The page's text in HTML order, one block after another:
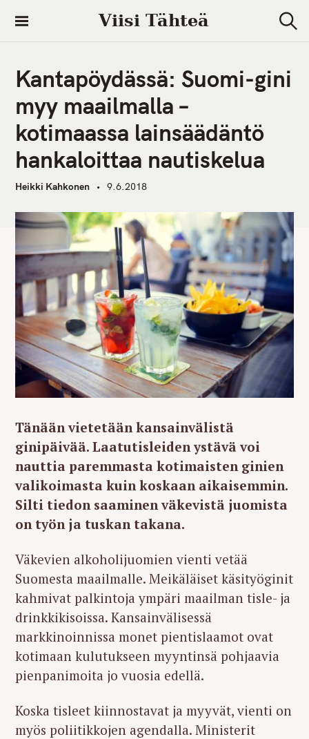
i
Viisi Tähteä
e
r
c
h
Kantapöydässä: Suomi-gini
myy maailmalla –
kotimaassa lainsäädäntö
hankaloittaa nautiskelua
Heikki Kahkonen 9.6.2018
Tänään vietetään kansainvälistä
ginipäivää. Laatutisleiden ystävä voi
nauttia paremmasta kotimaisten ginien
valikoimasta kuin koskaan aikaisemmin.
Silti tiedon saaminen väkevistä juomista
on työn ja tuskan takana.
Väkevien alkoholijuomien vienti vetää
Suomesta maailmalle. Meikäläiset käsityöginit
kahmivat palkintoja ympäri maailman tisle- ja
drinkkikisoissa. Kansainvälisessä
markkinoinnissa monet pientislaamot ovat
kotimaan kulutukseen myyntinsä pohjaavia
pienpanimoita jo vuosia edellä.
Koska tisleet kiinnostavat ja myyvät, vienti on
myös poliitikkojen agendalla. Ministerit